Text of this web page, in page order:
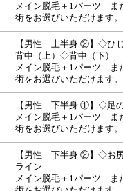
メイン脱毛＋1パーツ ま
術をお選びいただけます。
【男性 上半身 ②】◇ひ
背中（上）◇背中（下）
メイン脱毛＋1パーツ ま
術をお選びいただけます。
【男性 下半身 ①】◇足
メイン脱毛＋1パーツ ま
術をお選びいただけます。
【男性 下半身 ②】◇お
ライン
メイン脱毛＋1パーツ ま